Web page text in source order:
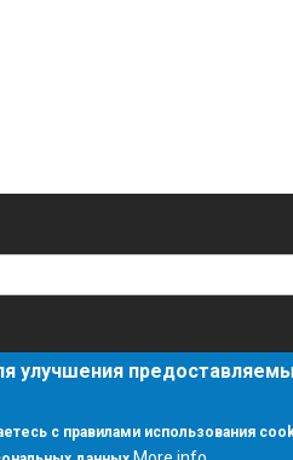
с правилами использования